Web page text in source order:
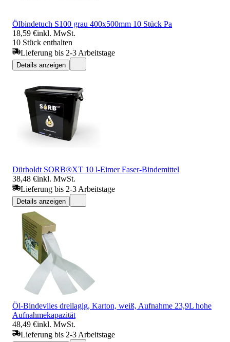
Ölbindetuch S100 grau 400x500mm 10 Stück Pa
18,59 €inkl. MwSt.
10 Stück enthalten
Lieferung bis 2-3 Arbeitstage
Details anzeigen
Dürholdt SORB®XT 10 l-Eimer Faser-Bindemittel
38,48 €inkl. MwSt.
Lieferung bis 2-3 Arbeitstage
Details anzeigen
Öl-Bindevlies dreilagig, Karton, weiß, Aufnahme 23,9L hohe
Aufnahmekapazität
48,49 €inkl. MwSt.
Lieferung bis 2-3 Arbeitstage